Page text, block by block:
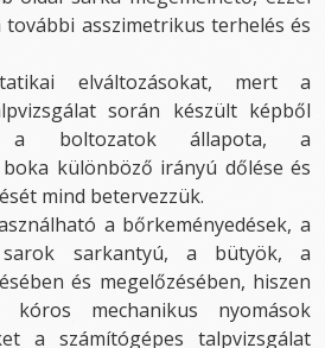
asszimetrikus terhelés és
elváltozásokat, mert a
során készült képből
a boltozatok állapota, a
különböző irányú dőlése és
mind betervezzük.
a bőrkeményedések, a
sarkantyú, a bütyök, a
és megelőzésében, hiszen
mechanikus nyomások
a számítógépes talpvizsgálat